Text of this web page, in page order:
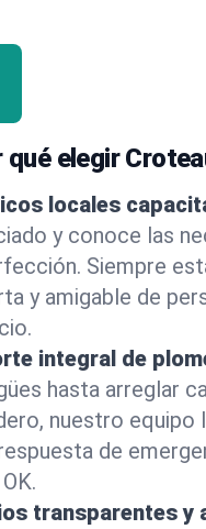
qué elegir
locales
y conoce las
Siempre
y amigable de
integral de
hasta arreglar
nuestro
de
transparentes y